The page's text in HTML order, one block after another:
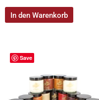
In den Warenkorb
Save